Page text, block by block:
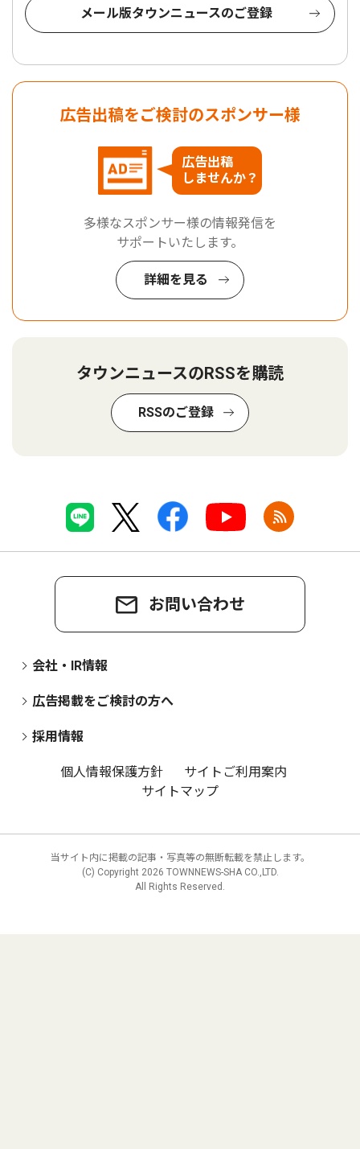
メール版タウンニュースのご登録
広告出稿をご検討のスポンサー様
広告出稿
しませんか？
多様なスポンサー様の情報発信を
サポートいたします。
詳細を見る
タウンニュースのRSSを購読
RSSのご登録
お問い合わせ
会社・IR情報
広告掲載をご検討の方へ
採用情報
個人情報保護方針
サイトご利用案内
サイトマップ
当サイト内に掲載の記事・写真等の無断転載を禁止します。
(C) Copyright 2026 TOWNNEWS-SHA CO.,LTD.
All Rights Reserved.